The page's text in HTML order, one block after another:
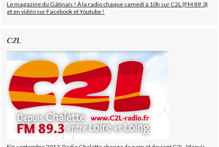
Le magazine du Gâtinais ! À la radio chaque samedi à 10h sur C2L (FM 89.3)
et en vidéo sur Facebook et Youtube !
C2L